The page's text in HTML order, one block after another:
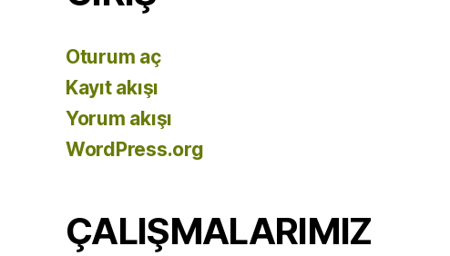
Oturum aç
Kayıt akışı
Yorum akışı
WordPress.org
ÇALIŞMALARIMIZ